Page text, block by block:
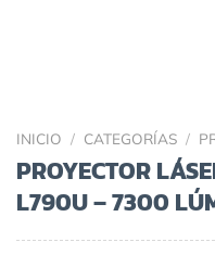
INICIO / CATEGORÍAS /
PROYECTOR
L790U – 7300